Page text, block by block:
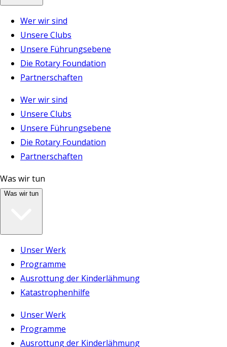
Wer wir sind
Unsere Clubs
Unsere Führungsebene
Die Rotary Foundation
Partnerschaften
Wer wir sind
Unsere Clubs
Unsere Führungsebene
Die Rotary Foundation
Partnerschaften
Was wir tun
Was wir tun
Unser Werk
Programme
Ausrottung der Kinderlähmung
Katastrophenhilfe
Unser Werk
Programme
Ausrottung der Kinderlähmung